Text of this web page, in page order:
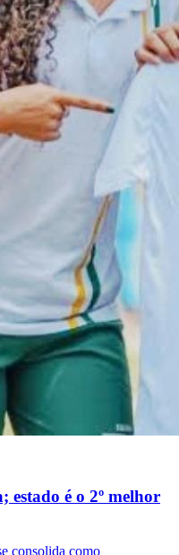
estado é o 2º melhor